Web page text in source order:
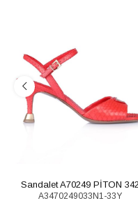
Sandalet A70249 PİTON 342
A3470249033N1-33Y